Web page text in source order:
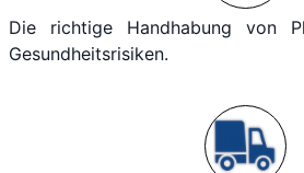
Die richtige Handhabung von
Gesundheitsrisiken.